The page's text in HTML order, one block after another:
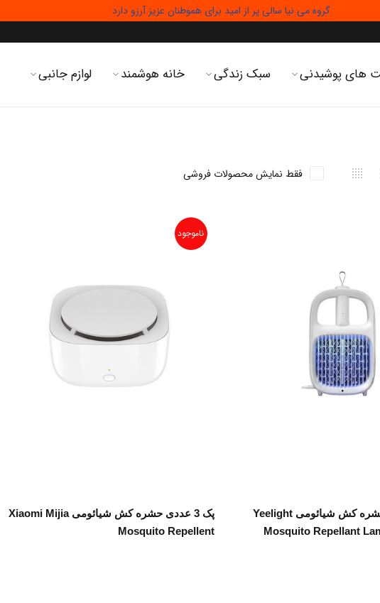
گروه می نیا سالی پر از امید برای هموطنان عزیز آرزو دارد
های پوشیدنی سبک زندگی خانه هوشمند لوازم جانبی
فقط نمایش محصولات فروشی
اطلاعات بیشتر
لامپ و راکت حشره کش شیائومی Yeelight
Mosquito Repellant
ناموجود
اطلاعات بیشتر
پک 3 عددی حشره کش شیائومی Xiaomi Mijia
Mosquito Repellent